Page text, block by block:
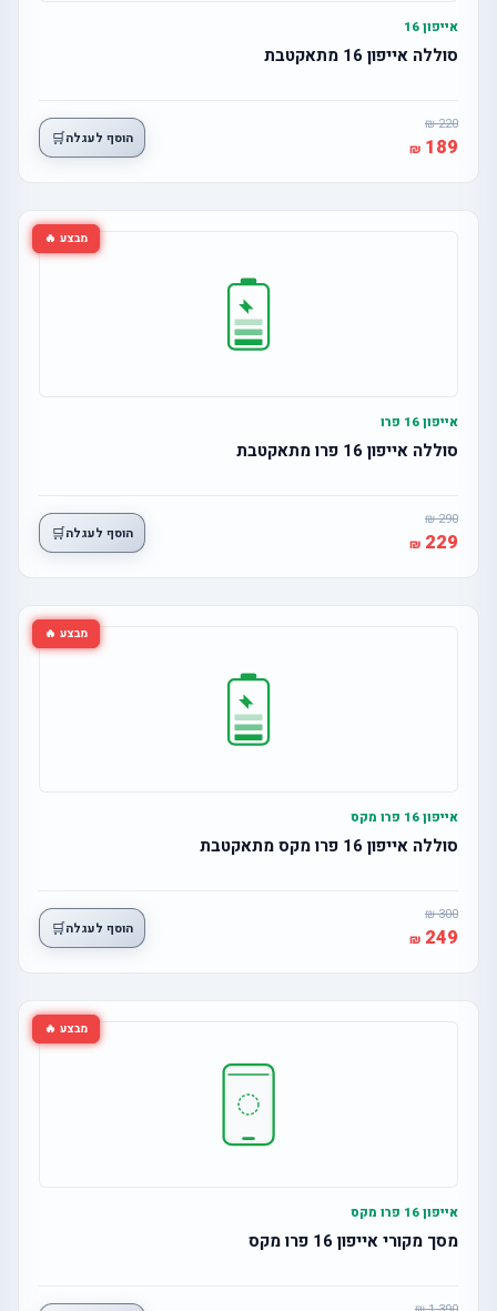
אייפון 16
סוללה אייפון 16 מתאקטבת
220
189 הוסף לעגלה🛒
מבצע 🔥
אייפון 16 פרו
סוללה אייפון 16 פרו מתאקטבת
290
229 הוסף לעגלה🛒
מבצע 🔥
אייפון 16 פרו מקס
סוללה אייפון 16 פרו מקס מתאקטבת
300
249 הוסף לעגלה🛒
מבצע 🔥
אייפון 16 פרו מקס
מסך מקורי אייפון 16 פרו מקס